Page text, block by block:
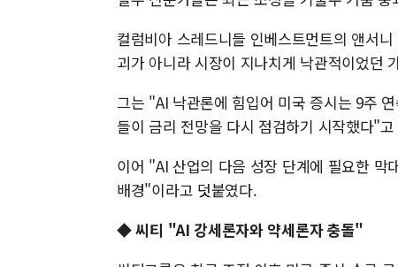
컬럼비아 스레드니들 인베스트먼트의 앤서
괴가 아니라 시장이 지나치게 낙관적이었던
그는 "AI 낙관론에 힘입어 미국 증시는 9주
들이 금리 전망을 다시 점검하기 시작했다"
이어 "AI 산업의 다음 성장 단계에 필요한 막
배경"이라고 덧붙였다.
◆ 씨티 "AI 강세론자와 약세론자 충돌"